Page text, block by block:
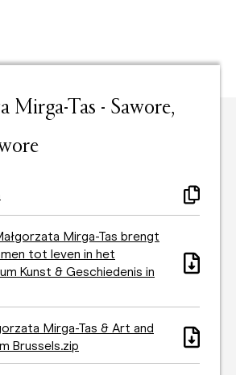
Mirga-Tas - Sawore,
Mirga-Tas brengt
tot leven in het
Kunst & Geschiedenis in
Mirga-Tas & Art and
Brussels.zip